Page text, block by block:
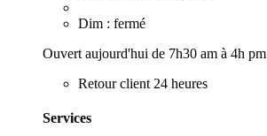
Dim : fermé
Ouvert aujourd'hui de 7h30 am à 4h pm
Retour client 24 heures
Services